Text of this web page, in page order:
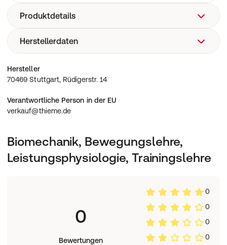
Produktdetails
TRAINING, LEISTUNGSPHYSIOLOGIE,
MALALIGNMENT/ALIGNMENT, KRÄFTE,
KONTRAINDIKATIONEN, TRAININGSLEHRE
Herstellerdaten
70469 Stuttgart, Rüdigerstr. 14
Hersteller
70469 Stuttgart, Rüdigerstr. 14
Verantwortliche Person in der EU
verkauf@thieme.de
Biomechanik, Bewegungslehre,
Leistungsphysiologie, Trainingslehre
0
Bewertungen
0
0
0
0